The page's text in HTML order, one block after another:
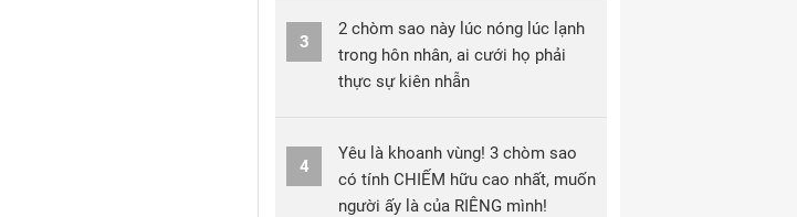
3
2 chòm sao này lúc nóng lúc lạnh
trong hôn nhân, ai cưới họ phải
thực sự kiên nhẫn
4
Yêu là khoanh vùng! 3 chòm sao
có tính CHIẾM hữu cao nhất, muốn
người ấy là của RIÊNG mình!